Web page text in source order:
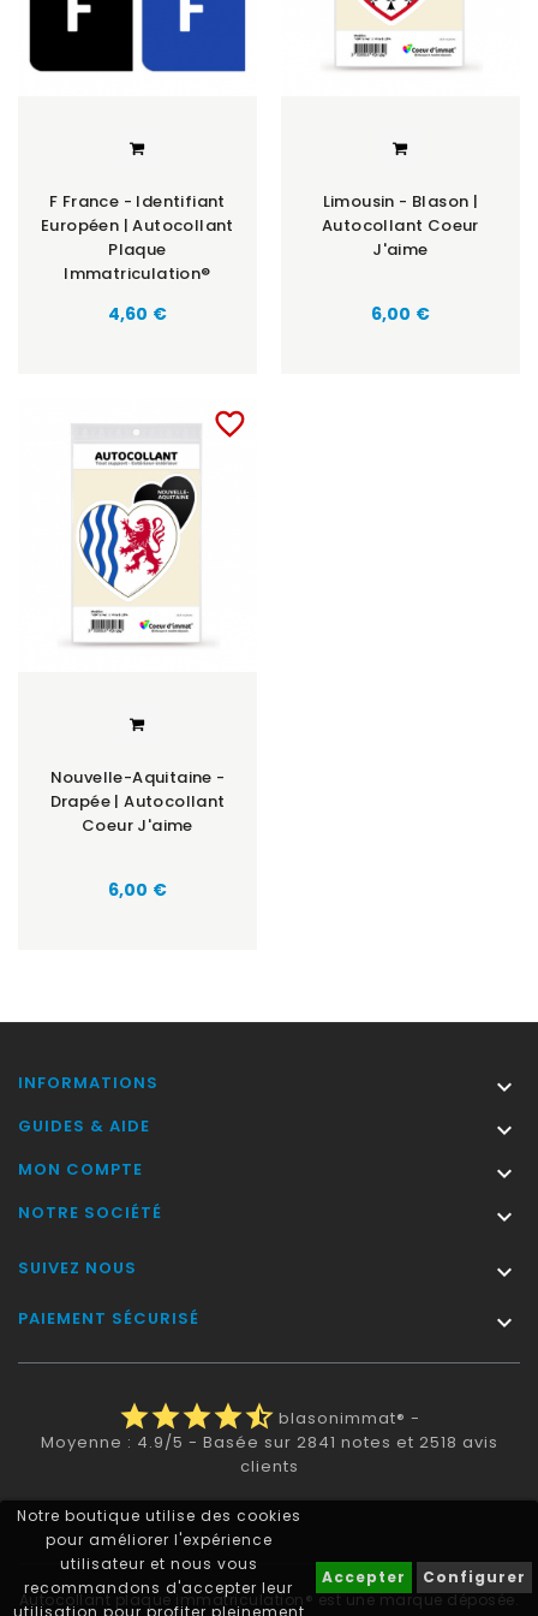
Notre boutique utilise des cookies
pour améliorer l'expérience
utilisateur et nous vous
recommandons d'accepter leur
utilisation pour profiter pleinement
Accepter Configurer
F France - Identifiant
Européen | Autocollant
Plaque
Immatriculation®
Prix
4,60 €
Limousin - Blason |
Autocollant Coeur
J'aime
Prix
6,00 €
favorite_border
Nouvelle-Aquitaine -
Drapée | Autocollant
Coeur J'aime
Prix
6,00 €
INFORMATIONS 
GUIDES & AIDE 
MON COMPTE 
NOTRE SOCIÉTÉ 
SUIVEZ NOUS 
PAIEMENT SÉCURISÉ 
starstarstarstarstar_half blasonimmat® -
Moyenne : 4.9/5 - Basée sur 2841 notes et 2518 avis
clients
Autocollant plaque immatriculation® est une marque déposée.